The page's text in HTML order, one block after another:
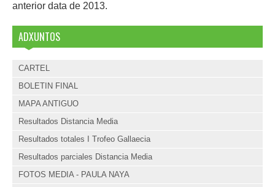
anterior data de 2013.
ADXUNTOS
CARTEL
BOLETIN FINAL
MAPA ANTIGUO
Resultados Distancia Media
Resultados totales I Trofeo Gallaecia
Resultados parciales Distancia Media
FOTOS MEDIA - PAULA NAYA